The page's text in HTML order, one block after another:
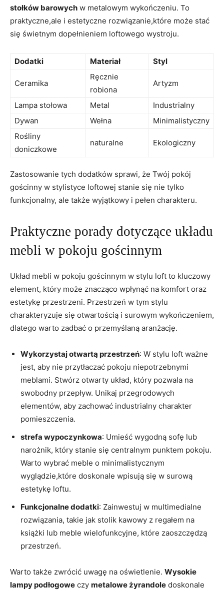
stołków barowych w metalowym wykończeniu. To
praktyczne,ale i estetyczne rozwiązanie,które może stać
się świetnym dopełnieniem loftowego wystroju.
Dodatki Materiał Styl
Ceramika
Ręcznie
robiona
Artyzm
Lampa stołowa Metal
Industrialny
Dywan
Wełna
Minimalistyczny
Rośliny
doniczkowe
naturalne Ekologiczny
Zastosowanie tych dodatków sprawi, że Twój pokój
gościnny w stylistyce loftowej stanie się nie tylko
funkcjonalny, ale także wyjątkowy i pełen charakteru.
Praktyczne porady dotyczące układu
mebli w pokoju gościnnym
Układ mebli w pokoju gościnnym w stylu loft to kluczowy
element, który może znacząco wpłynąć na komfort oraz
estetykę przestrzeni. Przestrzeń w tym stylu
charakteryzuje się otwartością i surowym wykończeniem,
dlatego warto zadbać o przemyślaną aranżację.
Wykorzystaj otwartą przestrzeń: W stylu loft ważne
jest, aby nie przytłaczać pokoju niepotrzebnymi
meblami. Stwórz otwarty układ, który pozwala na
swobodny przepływ. Unikaj przegrodowych
elementów, aby zachować industrialny charakter
pomieszczenia.
strefa wypoczynkowa: Umieść wygodną sofę lub
narożnik, który stanie się centralnym punktem pokoju.
Warto wybrać meble o minimalistycznym
wyglądzie,które doskonale wpisują się w surową
estetykę loftu.
Funkcjonalne dodatki: Zainwestuj w multimedialne
rozwiązania, takie jak stolik kawowy z regałem na
książki lub meble wielofunkcyjne, które zaoszczędzą
przestrzeń.
Warto także zwrócić uwagę na oświetlenie. Wysokie
lampy podłogowe czy metalowe żyrandole doskonale